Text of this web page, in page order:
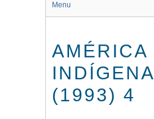
Menu
AMÉRICA
INDÍGENA
(1993) 4